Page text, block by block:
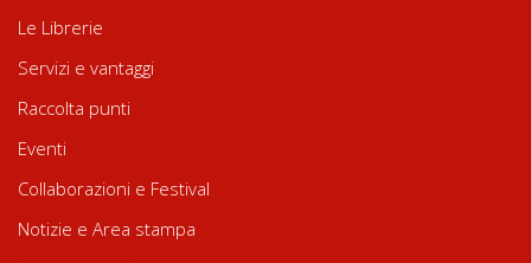
Le Librerie
Servizi e vantaggi
Raccolta punti
Eventi
Collaborazioni e Festival
Notizie e Area stampa